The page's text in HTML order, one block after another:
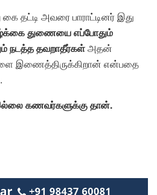
தட்டி அவரை பாராட்டினர் இது
துணையை எப்போதும்
நடத்த தவறாதீர்கள்அதன்
இணைத்திருக்கிறான் என்பதை
கணவர்களுக்கு தான்.